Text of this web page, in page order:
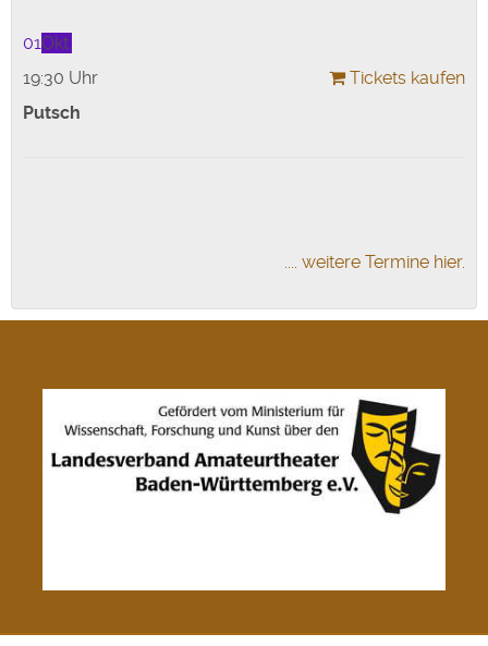
01Okt.
19:30 Uhr
Tickets kaufen
Putsch
.... weitere Termine hier.